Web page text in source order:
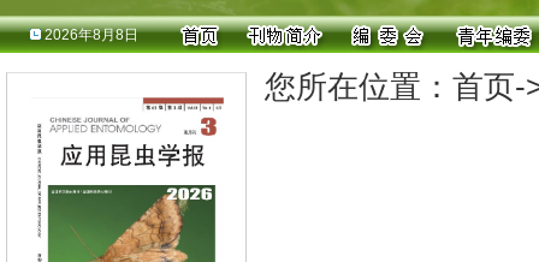
2026年8月8日
您所在位置： 首页-